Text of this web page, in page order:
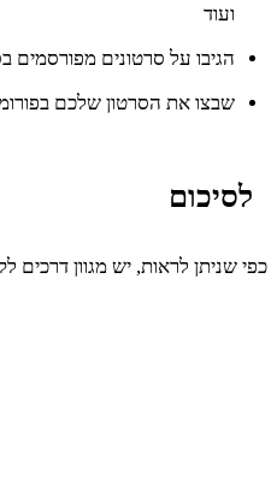
ועוד
הגיבו על סרטונים מפורסמים
שבצו את הסרטון שלכם
לסיכום
כפי שניתן לראות, יש מגוון